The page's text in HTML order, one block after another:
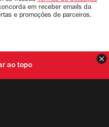
em receber emails da
e promoções de parceiros.
ao topo